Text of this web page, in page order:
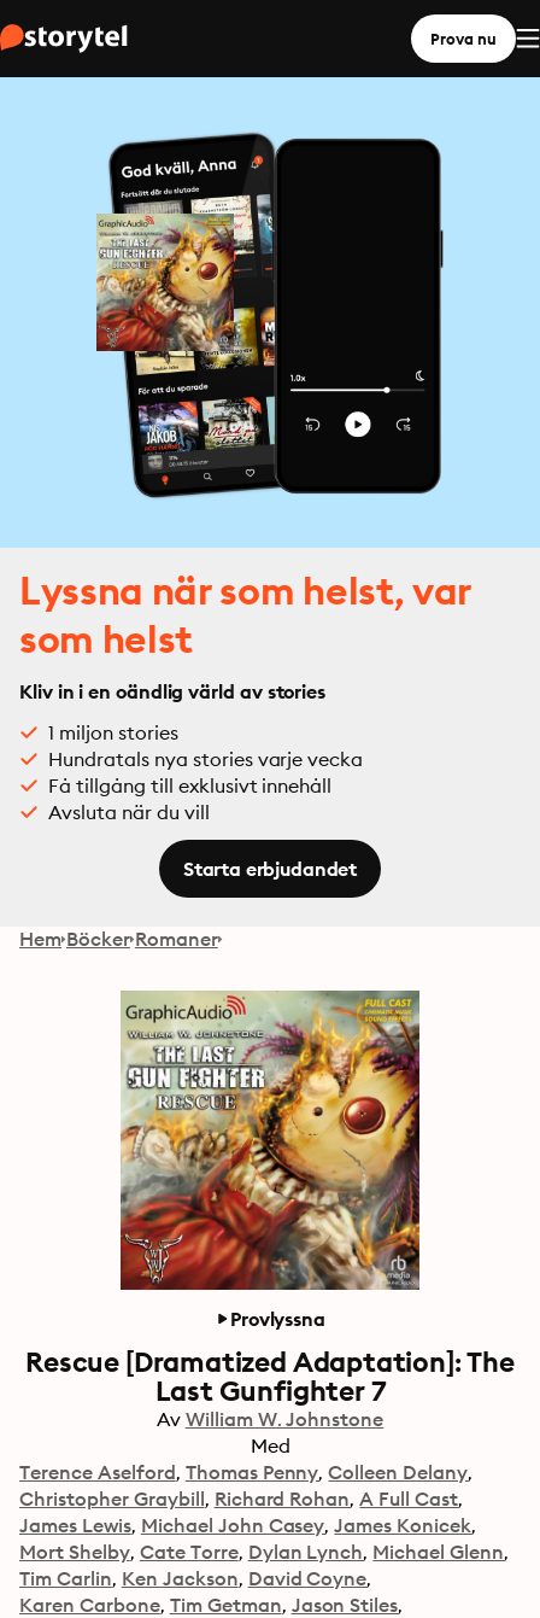
Prova nu
Lyssna när som helst, var
som helst
Kliv in i en oändlig värld av stories
1 miljon stories
Hundratals nya stories varje vecka
Få tillgång till exklusivt innehåll
Avsluta när du vill
Starta erbjudandet
Hem Böcker Romaner
Provlyssna
Rescue [Dramatized Adaptation]: The
Last Gunfighter 7
Av William W. Johnstone
Med
Terence Aselford Thomas Penny Colleen Delany
Christopher Graybill Richard Rohan A Full Cast
James Lewis Michael John Casey James Konicek
Mort Shelby Cate Torre Dylan Lynch Michael Glenn
Tim Carlin Ken Jackson David Coyne
Karen Carbone Tim Getman Jason Stiles